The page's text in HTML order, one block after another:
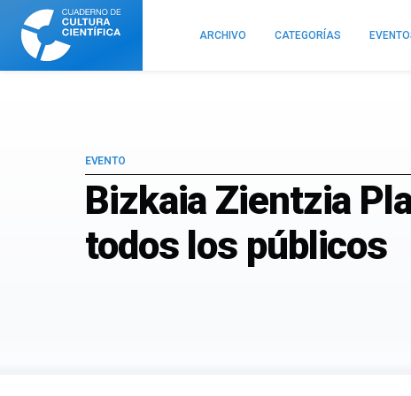
Cuaderno
Cultura
Científica
ARCHIVO CATEGORÍAS
Bizkaia Zientzia
todos los públicos
EVENTO